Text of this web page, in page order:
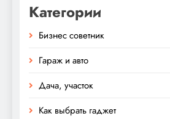
Категории
Бизнес советник
Гараж и авто
Дача, участок
Как выбрать гаджет